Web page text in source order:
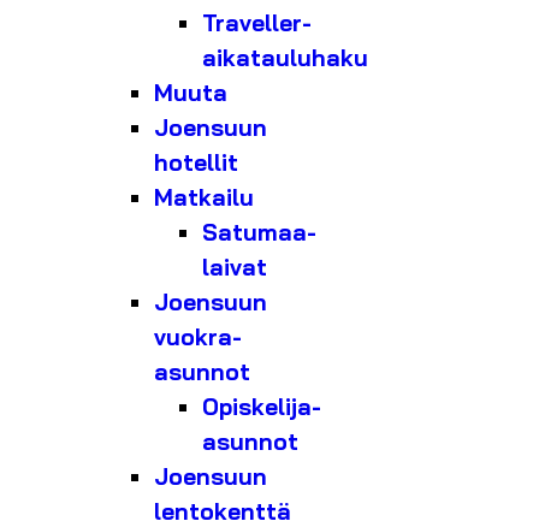
Traveller-
aikatauluhaku
Muuta
Joensuun
hotellit
Matkailu
Satumaa-
laivat
Joensuun
vuokra-
asunnot
Opiskelija-
asunnot
Joensuun
lentokenttä